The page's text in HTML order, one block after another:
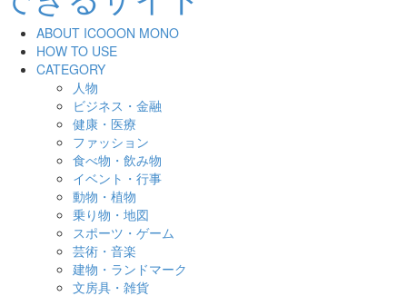
ABOUT ICOOON MONO
HOW TO USE
CATEGORY
人物
ビジネス・金融
健康・医療
ファッション
食べ物・飲み物
イベント・行事
動物・植物
乗り物・地図
スポーツ・ゲーム
芸術・音楽
建物・ランドマーク
文房具・雑貨